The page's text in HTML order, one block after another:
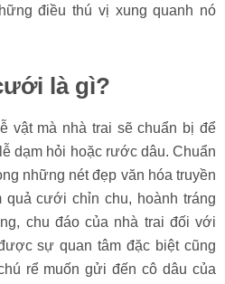
điều thú vị xung quanh nó
là gì?
vật mà nhà trai sẽ chuẩn bị để
dạm hỏi hoặc rước dâu. Chuẩn
những nét đẹp văn hóa truyền
quả cưới chỉn chu, hoành tráng
chu đáo của nhà trai đối với
sự quan tâm đặc biệt cũng
rể muốn gửi đến cô dâu của